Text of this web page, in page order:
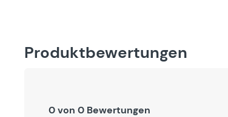
Produktbewertungen
0 von 0 Bewertungen